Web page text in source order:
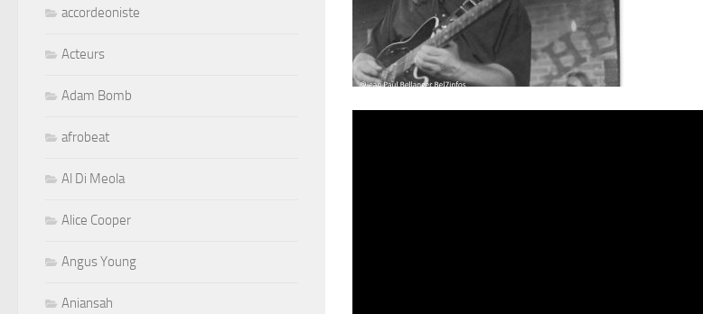
accordeoniste
Acteurs
Adam Bomb
afrobeat
Al Di Meola
Alice Cooper
Angus Young
Aniansah